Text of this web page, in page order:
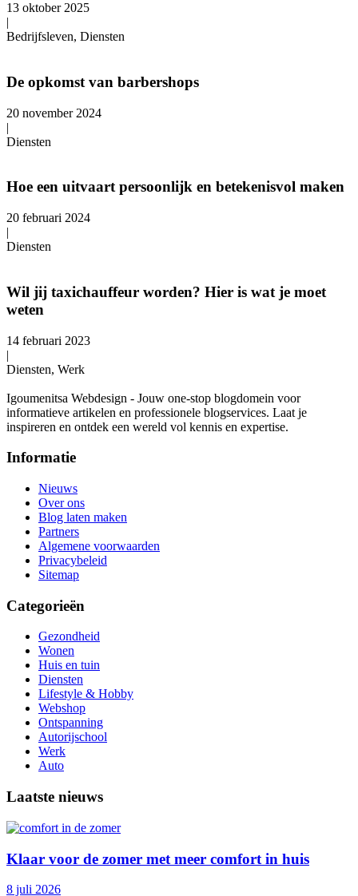
13 oktober 2025
|
Bedrijfsleven, Diensten
De opkomst van barbershops
20 november 2024
|
Diensten
Hoe een uitvaart persoonlijk en betekenisvol maken
20 februari 2024
|
Diensten
Wil jij taxichauffeur worden? Hier is wat je moet
weten
14 februari 2023
|
Diensten, Werk
Igoumenitsa Webdesign - Jouw one-stop blogdomein voor
informatieve artikelen en professionele blogservices. Laat je
inspireren en ontdek een wereld vol kennis en expertise.
Informatie
Nieuws
Over ons
Blog laten maken
Partners
Algemene voorwaarden
Privacybeleid
Sitemap
Categorieën
Gezondheid
Wonen
Huis en tuin
Diensten
Lifestyle & Hobby
Webshop
Ontspanning
Autorijschool
Werk
Auto
Laatste nieuws
Klaar voor de zomer met meer comfort in huis
8 juli 2026